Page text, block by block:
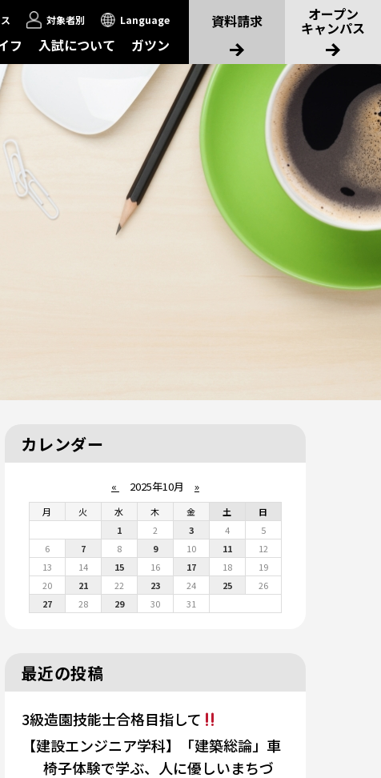
対象者別 Language
フ 入試について ガツン
資料請求 オープン
キャンパス
カレンダー
« 2025年10月 »
月 火 水 木 金 土
日
1
2 3 4
5
6
7 8 9 10 11
12
13
14 15 16 17 18
19
20
21 22 23 24 25
26
27
28 29 30 31
最近の投稿
3級造園技能士合格目指して
【建設エンジニア学科】「建築総論」車
椅子体験で学ぶ、人に優しいまちづ